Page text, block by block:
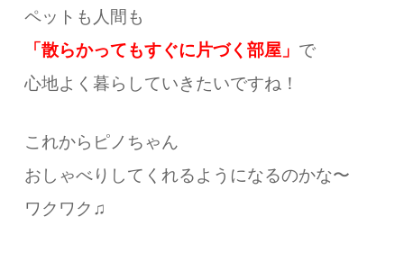
ペットも人間も
「散らかってもすぐに片づく部屋」 で
心地よく暮らしていきたいですね！
これからピノちゃん
おしゃべりしてくれるようになるのかな〜
ワクワク♫